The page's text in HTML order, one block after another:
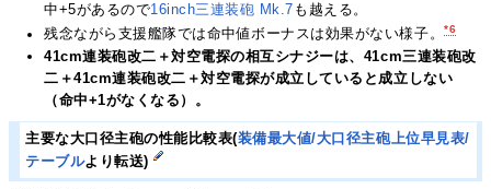
中+5があるので16inch三連装砲 Mk.7 も越える。
残念ながら支援艦隊では命中値ボーナスは効果がない様子。*6
41cm連装砲改二＋対空電探の相互シナジーは、41cm三連装砲改
二＋41cm連装砲改二＋対空電探が成立していると成立しない
（命中+1がなくなる）。
主要な大口径主砲の性能比較表(装備最大値/大口径主砲上位早見表/
テーブルより転送)